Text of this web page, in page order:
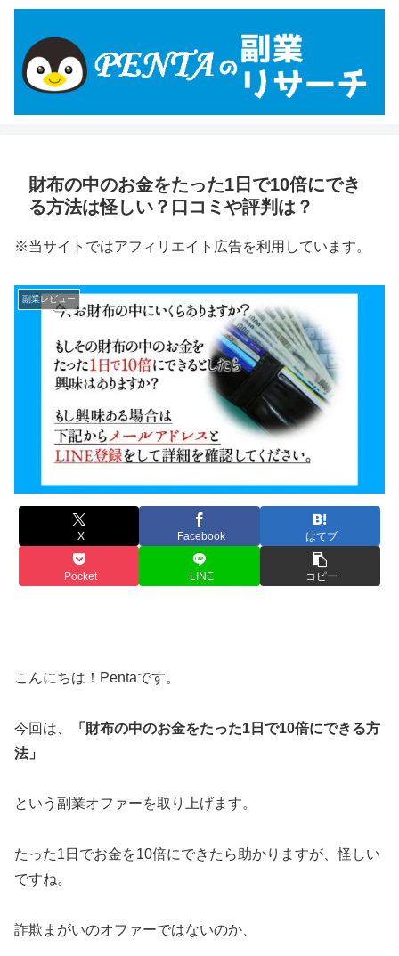
財布の中のお金をたった1日で10倍にでき
る方法は怪しい？口コミや評判は？
※当サイトではアフィリエイト広告を利用しています。
副業レビュー
X Facebook はてブ
Pocket LINE コピー
こんにちは！Pentaです。
今回は、
「財布の中のお金をたった1日で10倍にできる方
法」
という副業オファーを取り上げます。
たった1日でお金を10倍にできたら助かりますが、怪しい
ですね。
詐欺まがいのオファーではないのか、